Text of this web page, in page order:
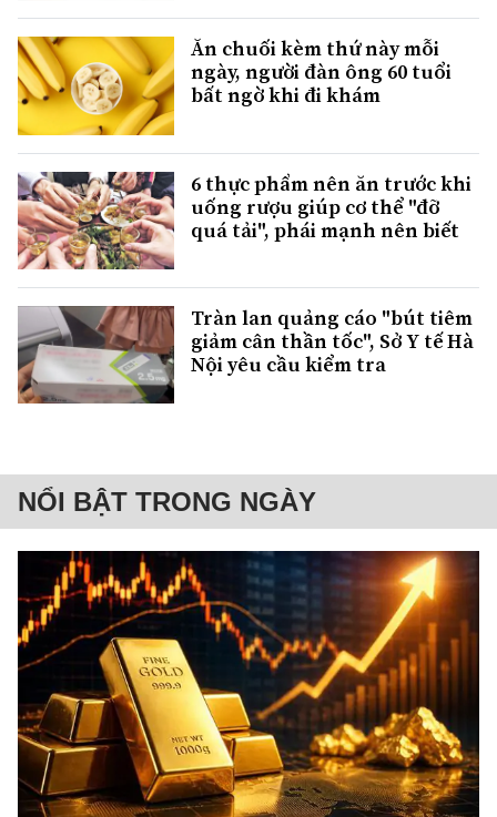
Ăn chuối kèm thứ này mỗi
ngày, người đàn ông 60 tuổi
bất ngờ khi đi khám
6 thực phẩm nên ăn trước khi
uống rượu giúp cơ thể "đỡ
quá tải", phái mạnh nên biết
Tràn lan quảng cáo "bút tiêm
giảm cân thần tốc", Sở Y tế Hà
Nội yêu cầu kiểm tra
NỔI BẬT TRONG NGÀY